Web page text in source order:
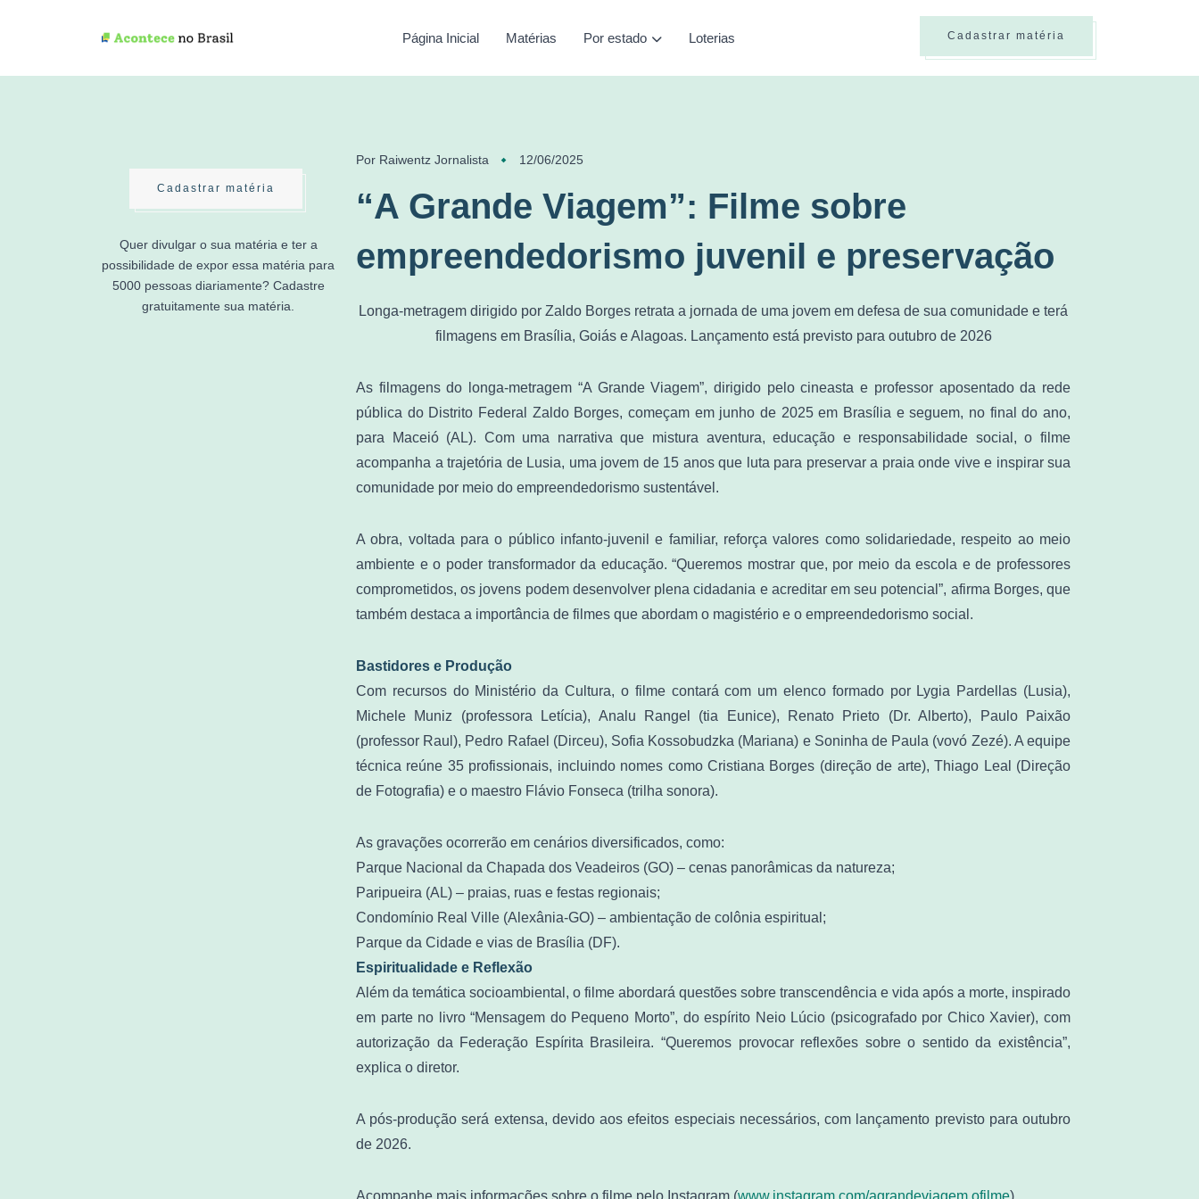
Cadastrar matéria
Página Inicial Matérias Por estado Loterias
Por Raiwentz Jornalista 12/06/2025
“A Grande Viagem”: Filme sobre
empreendedorismo juvenil e preservação
Longa-metragem dirigido por Zaldo Borges retrata a jornada de uma jovem em defesa de sua comunidade e terá
filmagens em Brasília, Goiás e Alagoas. Lançamento está previsto para outubro de 2026
As filmagens do longa-metragem “A Grande Viagem”, dirigido pelo cineasta e professor aposentado da rede
pública do Distrito Federal Zaldo Borges, começam em junho de 2025 em Brasília e seguem, no final do ano,
para Maceió (AL). Com uma narrativa que mistura aventura, educação e responsabilidade social, o filme
acompanha a trajetória de Lusia, uma jovem de 15 anos que luta para preservar a praia onde vive e inspirar sua
comunidade por meio do empreendedorismo sustentável.
A obra, voltada para o público infanto-juvenil e familiar, reforça valores como solidariedade, respeito ao meio
ambiente e o poder transformador da educação. “Queremos mostrar que, por meio da escola e de professores
comprometidos, os jovens podem desenvolver plena cidadania e acreditar em seu potencial”, afirma Borges, que
também destaca a importância de filmes que abordam o magistério e o empreendedorismo social.
Bastidores e Produção
Com recursos do Ministério da Cultura, o filme contará com um elenco formado por Lygia Pardellas (Lusia),
Michele Muniz (professora Letícia), Analu Rangel (tia Eunice), Renato Prieto (Dr. Alberto), Paulo Paixão
(professor Raul), Pedro Rafael (Dirceu), Sofia Kossobudzka (Mariana) e Soninha de Paula (vovó Zezé). A equipe
técnica reúne 35 profissionais, incluindo nomes como Cristiana Borges (direção de arte), Thiago Leal (Direção
de Fotografia) e o maestro Flávio Fonseca (trilha sonora).
As gravações ocorrerão em cenários diversificados, como:
Parque Nacional da Chapada dos Veadeiros (GO) – cenas panorâmicas da natureza;
Paripueira (AL) – praias, ruas e festas regionais;
Condomínio Real Ville (Alexânia-GO) – ambientação de colônia espiritual;
Parque da Cidade e vias de Brasília (DF).
Espiritualidade e Reflexão
Além da temática socioambiental, o filme abordará questões sobre transcendência e vida após a morte, inspirado
em parte no livro “Mensagem do Pequeno Morto”, do espírito Neio Lúcio (psicografado por Chico Xavier), com
autorização da Federação Espírita Brasileira. “Queremos provocar reflexões sobre o sentido da existência”,
explica o diretor.
A pós-produção será extensa, devido aos efeitos especiais necessários, com lançamento previsto para outubro
de 2026.
Acompanhe mais informações sobre o filme pelo Instagram (www.instagram.com/agrandeviagem.ofilme).
Cadastrar matéria
Quer divulgar o sua matéria e ter a
possibilidade de expor essa matéria para
5000 pessoas diariamente? Cadastre
gratuitamente sua matéria.